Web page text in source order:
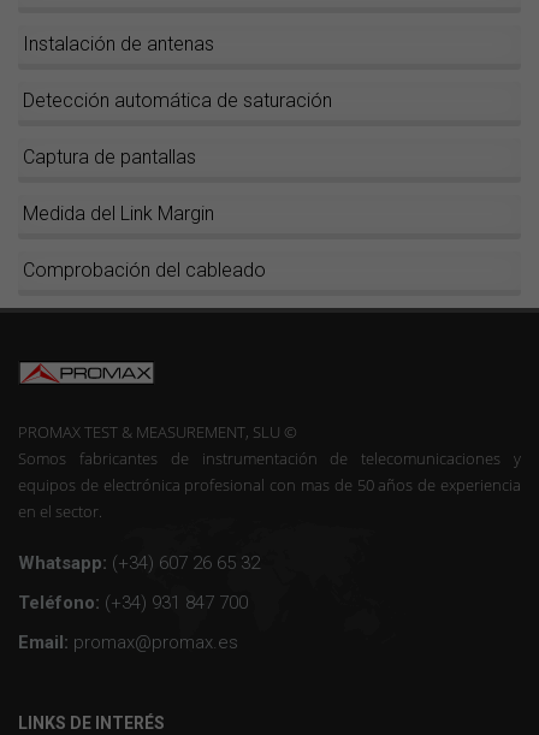
Instalación de antenas
Detección automática de saturación
Captura de pantallas
Medida del Link Margin
Comprobación del cableado
PROMAX TEST & MEASUREMENT, SLU ©
Somos fabricantes de instrumentación de telecomunicaciones y
equipos de electrónica profesional con mas de 50 años de experiencia
en el sector.
Whatsapp: (+34) 607 26 65 32
Teléfono: (+34) 931 847 700
Email: promax@promax.es
LINKS DE INTERÉS